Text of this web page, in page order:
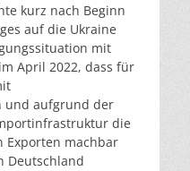
kurz nach Beginn
auf die Ukraine
mit
April 2022, dass für
und aufgrund der
die
Exporten machbar
Deutschland